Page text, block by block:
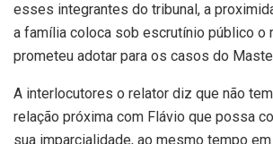
esses integrantes do tribunal, a
a família coloca sob escrutínio público o
prometeu adotar para os casos do
A interlocutores o relator diz que não
relação próxima com Flávio que possa
sua imparcialidade, ao mesmo tempo